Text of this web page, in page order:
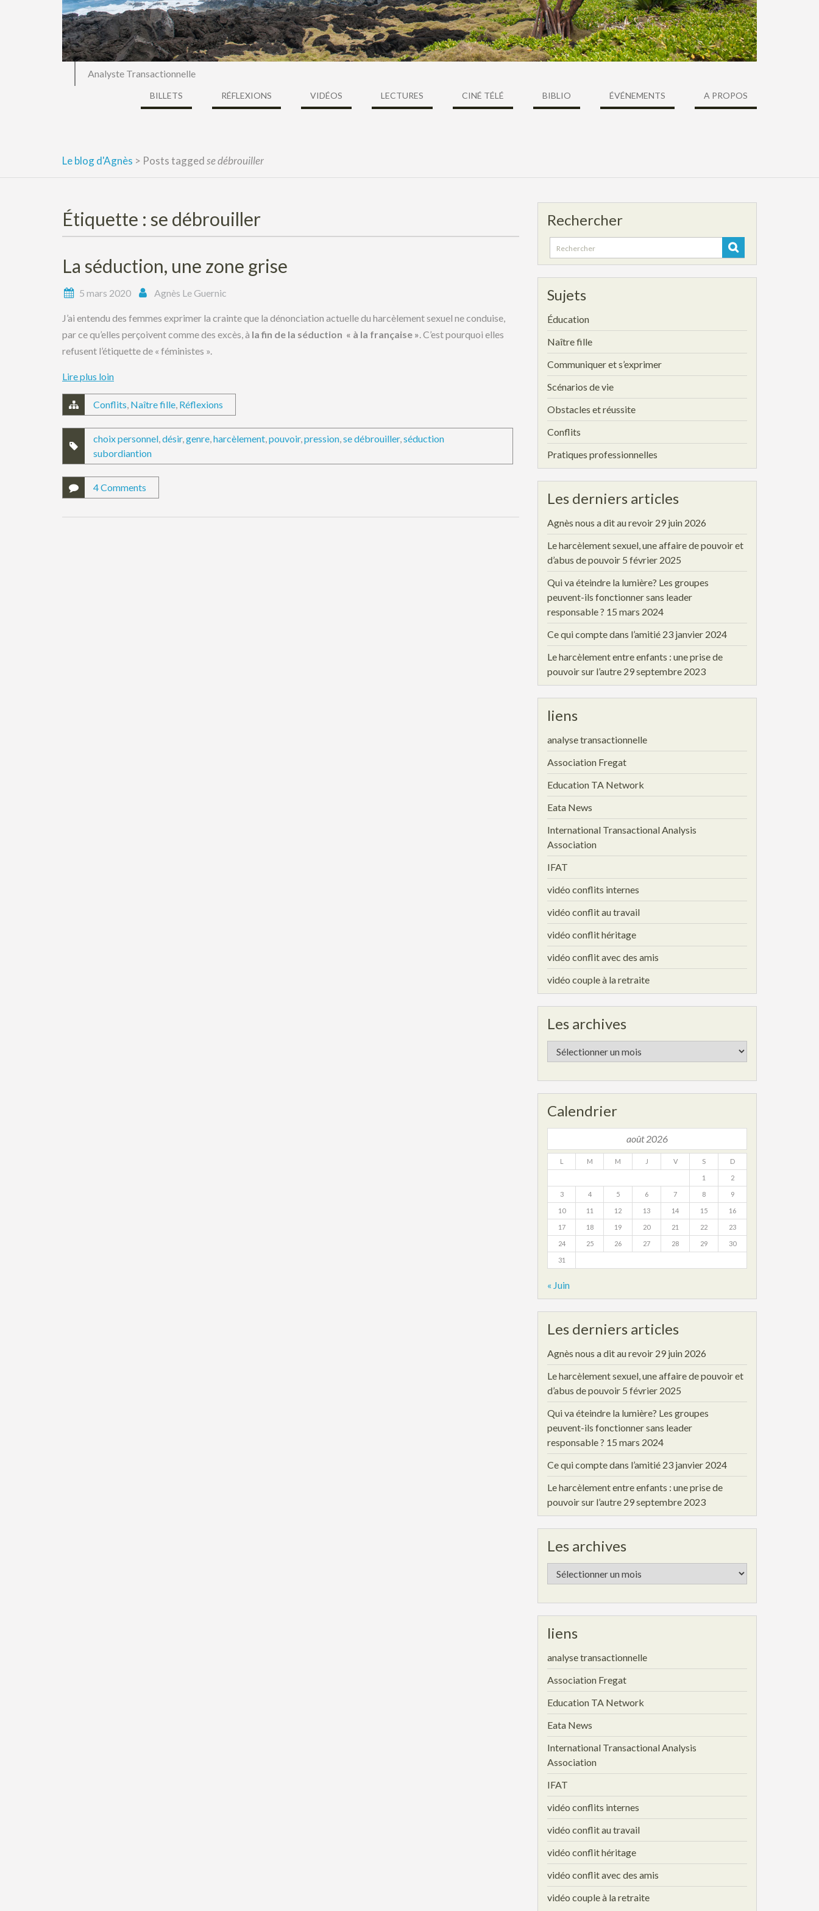
Analyste Transactionnelle
BILLETS RÉFLEXIONS VIDÉOS LECTURES CINÉ TÉLÉ BIBLIO ÉVÉNEMENTS A PROPOS
Le blog d'Agnès > Posts taggedse débrouiller
Étiquette : se débrouiller
La séduction, une zone grise
5 mars 2020 Agnès Le Guernic
J’ai entendu des femmes exprimer la crainte que la dénonciation actuelle du harcèlement sexuel ne conduise,
par ce qu’elles perçoivent comme des excès, à la fin de la séduction « à la française ». C’est pourquoi elles
refusent l’étiquette de « féministes ».
Lire plus loin
Conflits, Naître fille, Réflexions
choix personnel,désir,genre,harcèlement,pouvoir,pression,se débrouiller,séduction
subordiantion
4 Comments
Rechercher
Search
for:
Sujets
Éducation
Naître fille
Communiquer et s’exprimer
Scénarios de vie
Obstacles et réussite
Conflits
Pratiques professionnelles
Les derniers articles
Agnès nous a dit au revoir 29 juin 2026
Le harcèlement sexuel, une affaire de pouvoir et
d’abus de pouvoir 5 février 2025
Qui va éteindre la lumière? Les groupes
peuvent-ils fonctionner sans leader
responsable ? 15 mars 2024
Ce qui compte dans l’amitié 23 janvier 2024
Le harcèlement entre enfants : une prise de
pouvoir sur l’autre 29 septembre 2023
liens
analyse transactionnelle
Association Fregat
Education TA Network
Eata News
International Transactional Analysis
Association
IFAT
vidéo conflits internes
vidéo conflit au travail
vidéo conflit héritage
vidéo conflit avec des amis
vidéo couple à la retraite
Les archives
Les
archives
Calendrier
août 2026
L M M J V S D
1 2
3 4 5 6 7 8 9
10 11 12 13 14 15 16
17 18 19 20 21 22 23
24 25 26 27 28 29 30
31
« Juin
Les derniers articles
Agnès nous a dit au revoir 29 juin 2026
Le harcèlement sexuel, une affaire de pouvoir et
d’abus de pouvoir 5 février 2025
Qui va éteindre la lumière? Les groupes
peuvent-ils fonctionner sans leader
responsable ? 15 mars 2024
Ce qui compte dans l’amitié 23 janvier 2024
Le harcèlement entre enfants : une prise de
pouvoir sur l’autre 29 septembre 2023
Les archives
Les
archives
liens
analyse transactionnelle
Association Fregat
Education TA Network
Eata News
International Transactional Analysis
Association
IFAT
vidéo conflits internes
vidéo conflit au travail
vidéo conflit héritage
vidéo conflit avec des amis
vidéo couple à la retraite